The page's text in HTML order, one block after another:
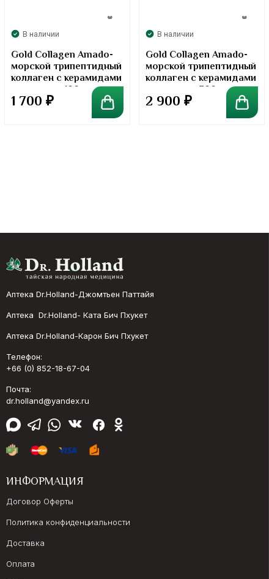
В наличии
Gold Collagen Amado-
морской трипептидный
коллаген с керамидами
в порошке. 100 грамм
1 700 ₽
В наличии
Gold Collagen Amado-
морской трипептидный
коллаген с керамидами
в порошке. 300 грамм
2 900 ₽
Аптека Dr.Holland-Джомтьен Паттайя
Аптека Dr.Holland- Ката Бич Пхукет
Аптека Dr.Holland-Карон Бич Пхукет
Телефон:
+66 (0) 852-18-67-04
Почта:
dr.holland@yandex.ru
ИНФОРМАЦИЯ
Договор Оферты
Политика конфиденциальности
Доставка
Оплата